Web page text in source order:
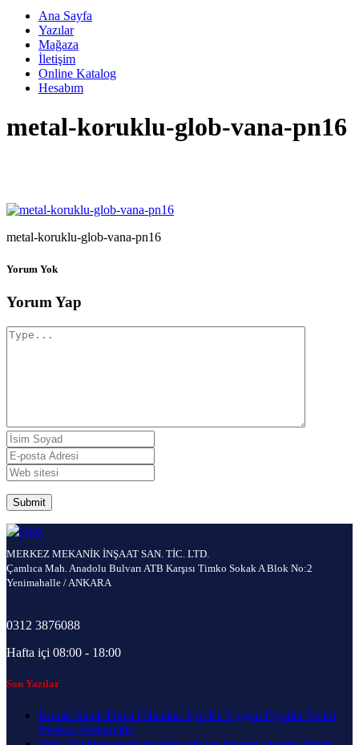
Ana Sayfa
Yazılar
Mağaza
İletişim
Online Katalog
Hesabım
metal-koruklu-glob-vana-pn16
metal-koruklu-glob-vana-pn16
Yorum Yok
Yorum Yap
MERKEZ MEKANİK İNŞAAT SAN. TİC. LTD.
Çamlıca Mah. Anadolu Bulvarı ATB Karşısı Timko Sokak A Blok No:2
Yenimahalle / ANKARA
0312 3876088
Hafta içi 08:00 - 18:00
Son Yazılar
Isımak Sıcak Hava Cihazları İçin En Uygun Fiyatlar Şimdi
Merkez Mekanikte